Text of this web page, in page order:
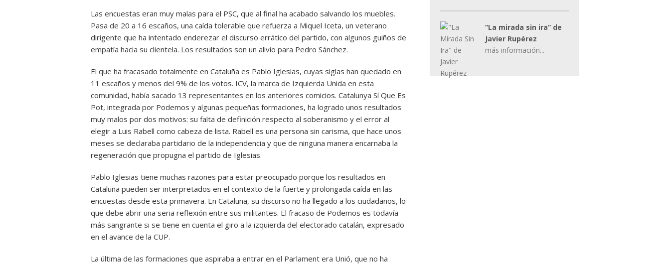
Las encuestas eran muy malas para el PSC, que al final ha acabado salvando los muebles.
Pasa de 20 a 16 escaños, una caída tolerable que refuerza a Miquel Iceta, un veterano
dirigente que ha intentado enderezar el discurso errático del partido, con algunos guiños de
empatía hacia su clientela. Los resultados son un alivio para Pedro Sánchez.
El que ha fracasado totalmente en Cataluña es Pablo Iglesias, cuyas siglas han quedado en
11 escaños y menos del 9% de los votos. ICV, la marca de Izquierda Unida en esta
comunidad, había sacado 13 representantes en los anteriores comicios. Catalunya Sí Que Es
Pot, integrada por Podemos y algunas pequeñas formaciones, ha logrado unos resultados
muy malos por dos motivos: su falta de definición respecto al soberanismo y el error al
elegir a Luis Rabell como cabeza de lista. Rabell es una persona sin carisma, que hace unos
meses se declaraba partidario de la independencia y que de ninguna manera encarnaba la
regeneración que propugna el partido de Iglesias.
Pablo Iglesias tiene muchas razones para estar preocupado porque los resultados en
Cataluña pueden ser interpretados en el contexto de la fuerte y prolongada caída en las
encuestas desde esta primavera. En Cataluña, su discurso no ha llegado a los ciudadanos, lo
que debe abrir una seria reflexión entre sus militantes. El fracaso de Podemos es todavía
más sangrante si se tiene en cuenta el giro a la izquierda del electorado catalán, expresado
en el avance de la CUP.
La última de las formaciones que aspiraba a entrar en el Parlament era Unió, que no ha
“La mirada sin ira” de
Javier Rupérez
más información...